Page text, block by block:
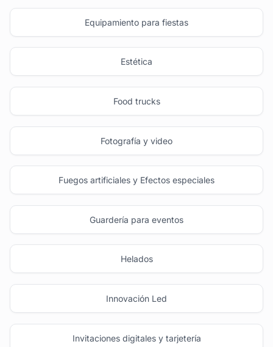
Equipamiento para fiestas
Estética
Food trucks
Fotografía y video
Fuegos artificiales y Efectos especiales
Guardería para eventos
Helados
Innovación Led
Invitaciones digitales y tarjetería